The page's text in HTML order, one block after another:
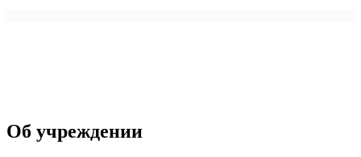
Об учреждении